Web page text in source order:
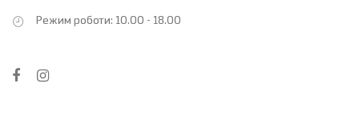
Режим роботи: 10.00 - 18.00